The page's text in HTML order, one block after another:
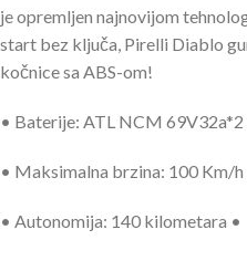
je opremljen najnovijom
start bez ključa, Pirelli Diablo
kočnice sa ABS-om!
• Baterije: ATL NCM 69V32a*2
• Maksimalna brzina: 100 Km/h
• Autonomija: 140 kilometara •